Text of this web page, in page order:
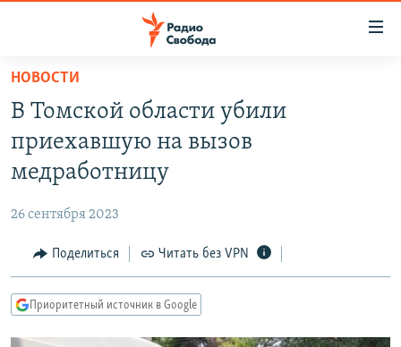
упрощенного
доступа
основному
Вернутся
Вернутся
АВТОРСКИЕ ПРОЕКТЫ
МНЕНИЯ
КУЛЬТУРА
КАВКАЗ.РЕАЛИИ
НОВОСТИ
В Томской области убили
приехавшую на вызов
медработницу
26 сентября 2023
Поделиться Читать без VPN
Приоритетный источник в Google